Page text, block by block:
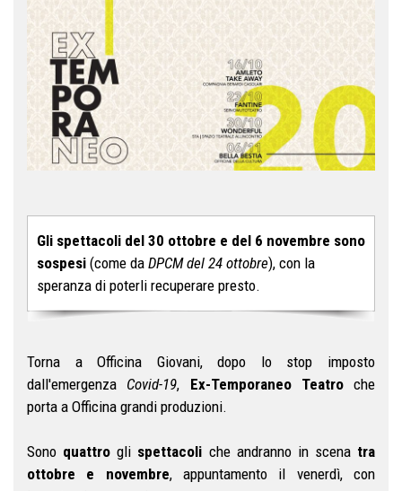
Gli spettacoli del 30 ottobre e del 6 novembre sono
sospesi (come da DPCM del 24 ottobre), con la
speranza di poterli recuperare presto.
Torna a Officina Giovani, dopo lo stop imposto
dall'emergenza Covid-19, Ex-Temporaneo Teatro che
porta a Officina grandi produzioni.
Sono quattrogli spettacoli che andranno in scena tra
ottobre e novembre, appuntamento il venerdì, con